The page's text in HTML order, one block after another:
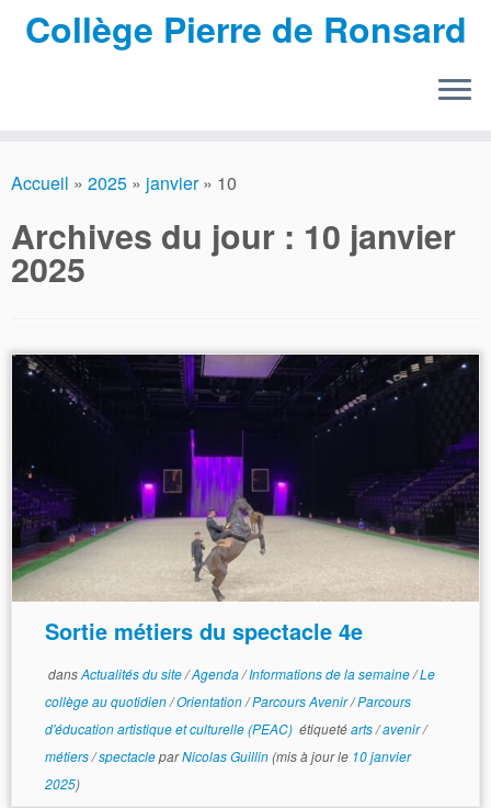
au
Collège Pierre de Ronsard
Accueil » 2025 » janvier » 10
Archives du jour : 10 janvier
2025
Sortie métiers du spectacle 4e
dansActualités du site/Agenda/Informations de la semaine/Le
collège au quotidien/Orientation/Parcours Avenir/Parcours
d'éducation artistique et culturelle (PEAC) étiquetéarts/avenir/
métiers/spectacleparNicolas Guillin(mis à jour le 10 janvier
2025)